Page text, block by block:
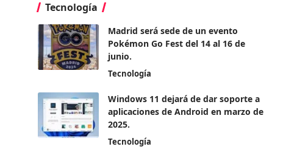
Tecnología
Madrid será sede de un evento
Pokémon Go Fest del 14 al 16 de
junio.
Tecnología
Windows 11 dejará de dar soporte a
aplicaciones de Android en marzo de
2025.
Tecnología